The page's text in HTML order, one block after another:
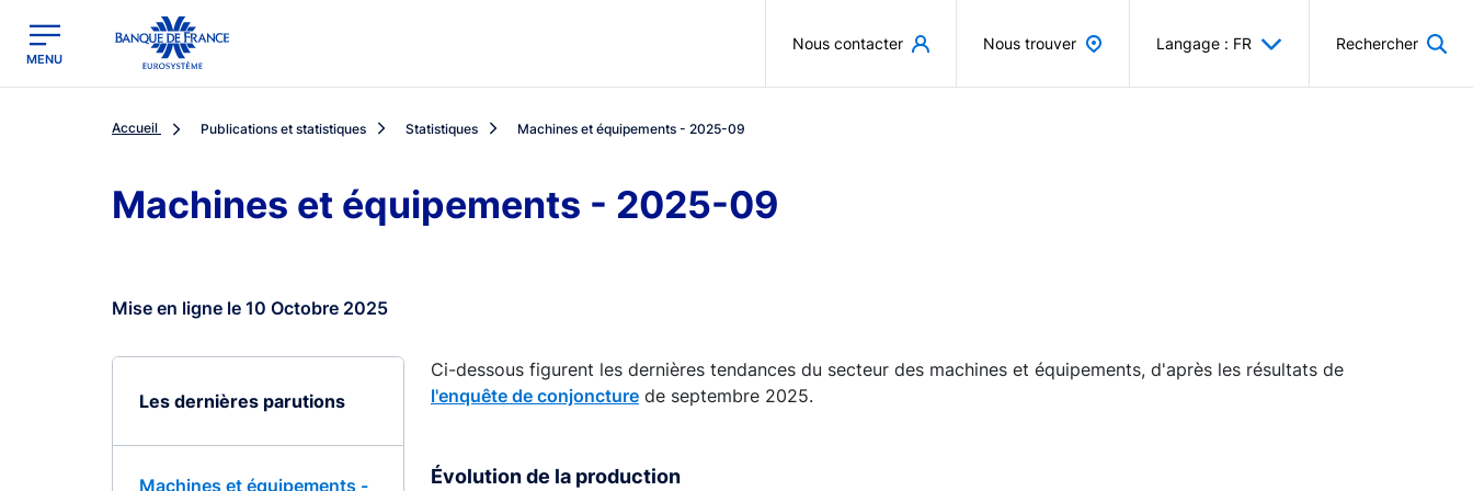
Banque de France - Menu Principal
MENU
Nous contacter Nous trouver Langage : FR Rechercher
Accueil Publications et statistiques Statistiques Machines et équipements - 2025-09
Machines et équipements - 2025-09
Mise en ligne le 10 Octobre 2025
Les dernières parutions
Machines et équipements -
Ci-dessous figurent les dernières tendances du secteur des machines et équipements, d'après les résultats de
l'enquête de conjoncture de septembre 2025.
Évolution de la production